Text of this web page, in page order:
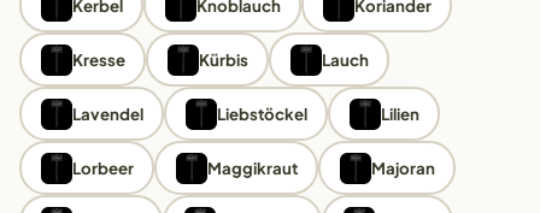
Kerbel Knoblauch Koriander
Kresse Kürbis Lauch
Lavendel Liebstöckel Lilien
Lorbeer Maggikraut Majoran